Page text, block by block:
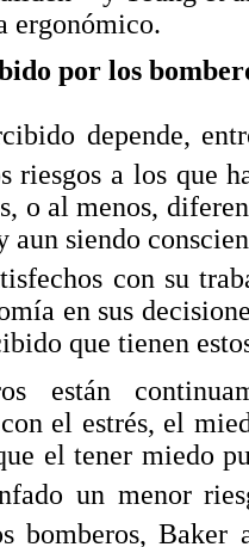
ergonómico.
por los
depende,
riesgos a los que
o al menos,
aun siendo
con su
en sus
que tienen
están
el estrés, el
el tener miedo
un menor
bomberos, Baker